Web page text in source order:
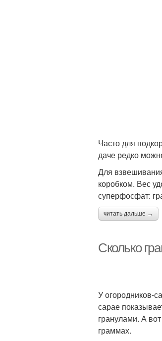
Часто для
даче редко
Для
коробком. Вес
суперфосфат:
читать дальше →
Сколько
У огородников-
сарае
гранулами. А
граммах.